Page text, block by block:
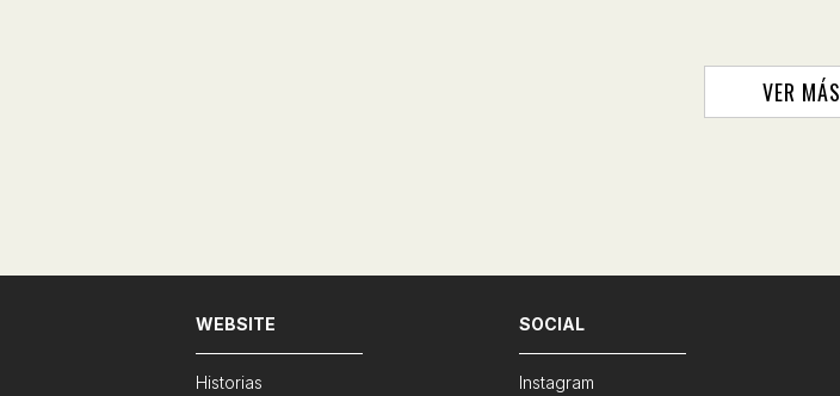
VER MÁS
WEBSITE
Historias
SOCIAL
Instagram